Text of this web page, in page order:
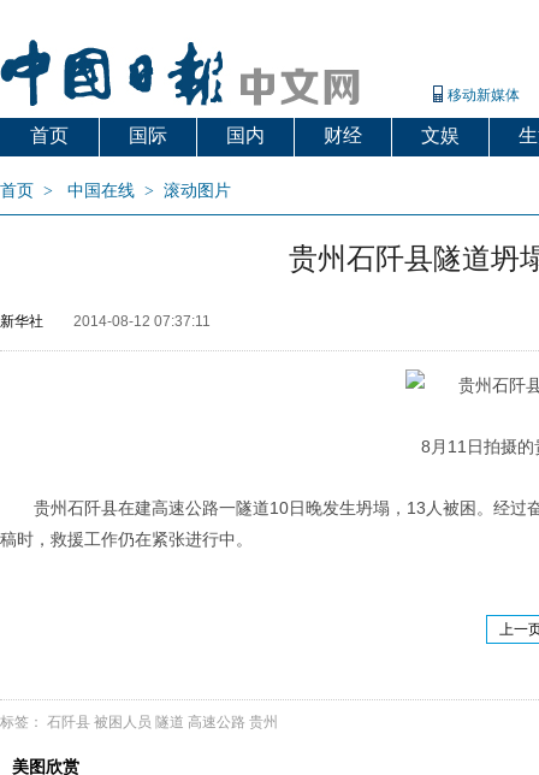
移动新媒体
首页 国际 国内 财经 文娱
首页 > 中国在线 > 滚动图片
贵州石阡县隧道坍
新华社 2014-08-12 07:37:11
8月11日拍摄的
贵州石阡县在建高速公路一隧道10日晚发生坍塌，13人被困。经
稿时，救援工作仍在紧张进行中。
上一
标签： 石阡县 被困人员 隧道 高速公路 贵州
美图欣赏